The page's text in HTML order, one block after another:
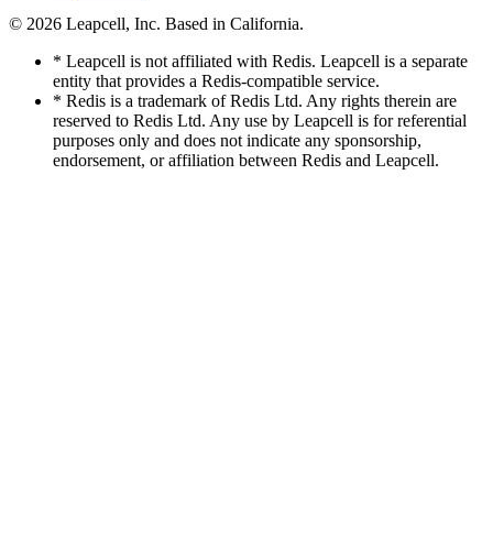
© 2026 Leapcell, Inc. Based in California.
* Leapcell is not affiliated with Redis. Leapcell is a separate
entity that provides a Redis-compatible service.
* Redis is a trademark of Redis Ltd. Any rights therein are
reserved to Redis Ltd. Any use by Leapcell is for referential
purposes only and does not indicate any sponsorship,
endorsement, or affiliation between Redis and Leapcell.